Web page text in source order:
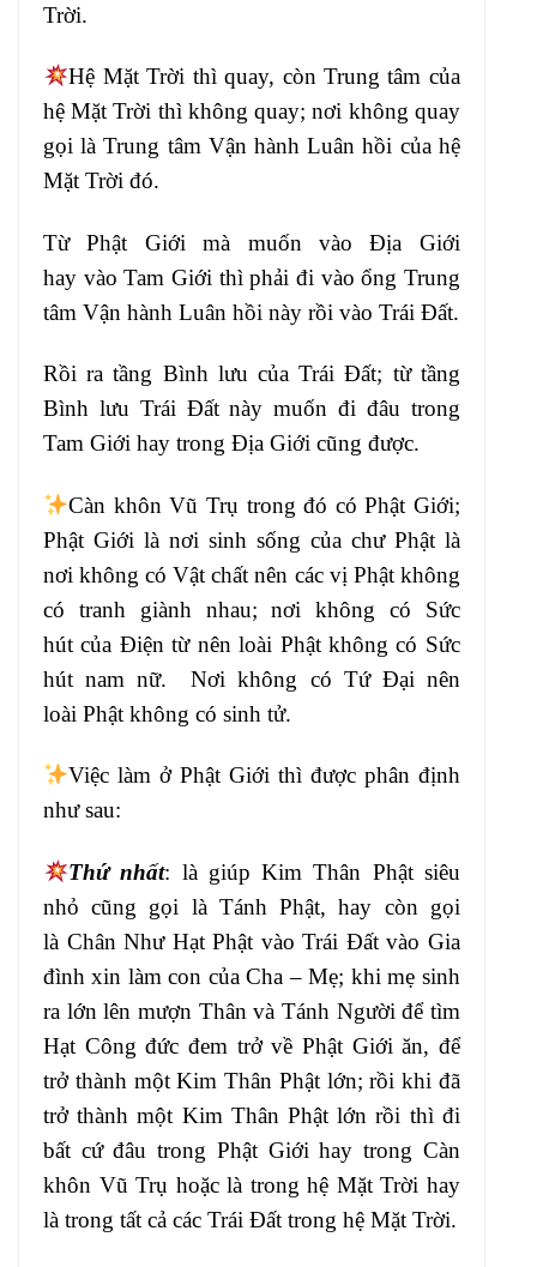
Trời.
Hệ Mặt Trời thì quay, còn Trung tâm của
hệ Mặt Trời thì khôngquay; nơi không quay
gọi là Trung tâm Vận hành Luân hồi của hệ
Mặt Trời đó.
Từ Phật Giới mà muốn vào Địa Giới
hay vào Tam Giới thì phải đi vào ổng Trung
tâm Vận hành Luân hồi này rồi vào Trái Đất.
Rồi ra tầng Bình lưu của Trái Đất; từ tầng
Bình lưu Trái Đất này muốn đi đâu trong
Tam Giới hay trong Địa Giới cũng được.
Càn khôn Vũ Trụ trong đó có Phật Giới;
Phật Giới là nơi sinh sống của chư Phật là
nơi khôngcó Vật chất nên các vị Phật không
có tranh giành nhau; nơi không có Sức
hútcủa Điện từ nên loài Phật không có Sức
hút nam nữ. Nơi không có Tứ Đại nên
loài Phật không có sinh tử.
Việc làm ở Phật Giới thì được phân định
nhưsau:
Thứ nhất: là giúp Kim Thân Phật siêu
nhỏ cũng gọi là Tánh Phật, hay còn gọi
là Chân Như Hạt Phật vào Trái Đất vào Gia
đình xin làm con của Cha – Mẹ; khi mẹ sinh
ra lớn lên mượn Thân và Tánh Người để tìm
Hạt Công đức đem trởvề Phật Giới ăn, để
trở thành một Kim Thân Phậtlớn; rồi khi đã
trở thành một Kim Thân Phật lớn rồi thì đi
bất cứ đâutrong Phật Giới hay trong Càn
khôn Vũ Trụ hoặc là trong hệ Mặt Trời hay
là trong tất cả các Trái Đất trong hệ Mặt Trời.